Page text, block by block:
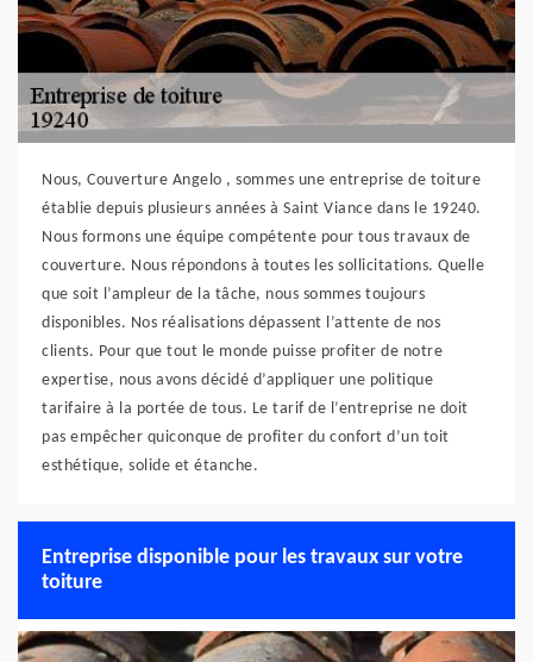
Nous, Couverture Angelo , sommes une entreprise de toiture
établie depuis plusieurs années à Saint Viance dans le 19240.
Nous formons une équipe compétente pour tous travaux de
couverture. Nous répondons à toutes les sollicitations. Quelle
que soit l’ampleur de la tâche, nous sommes toujours
disponibles. Nos réalisations dépassent l’attente de nos
clients. Pour que tout le monde puisse profiter de notre
expertise, nous avons décidé d’appliquer une politique
tarifaire à la portée de tous. Le tarif de l’entreprise ne doit
pas empêcher quiconque de profiter du confort d’un toit
esthétique, solide et étanche.
Entreprise disponible pour les travaux sur votre
toiture